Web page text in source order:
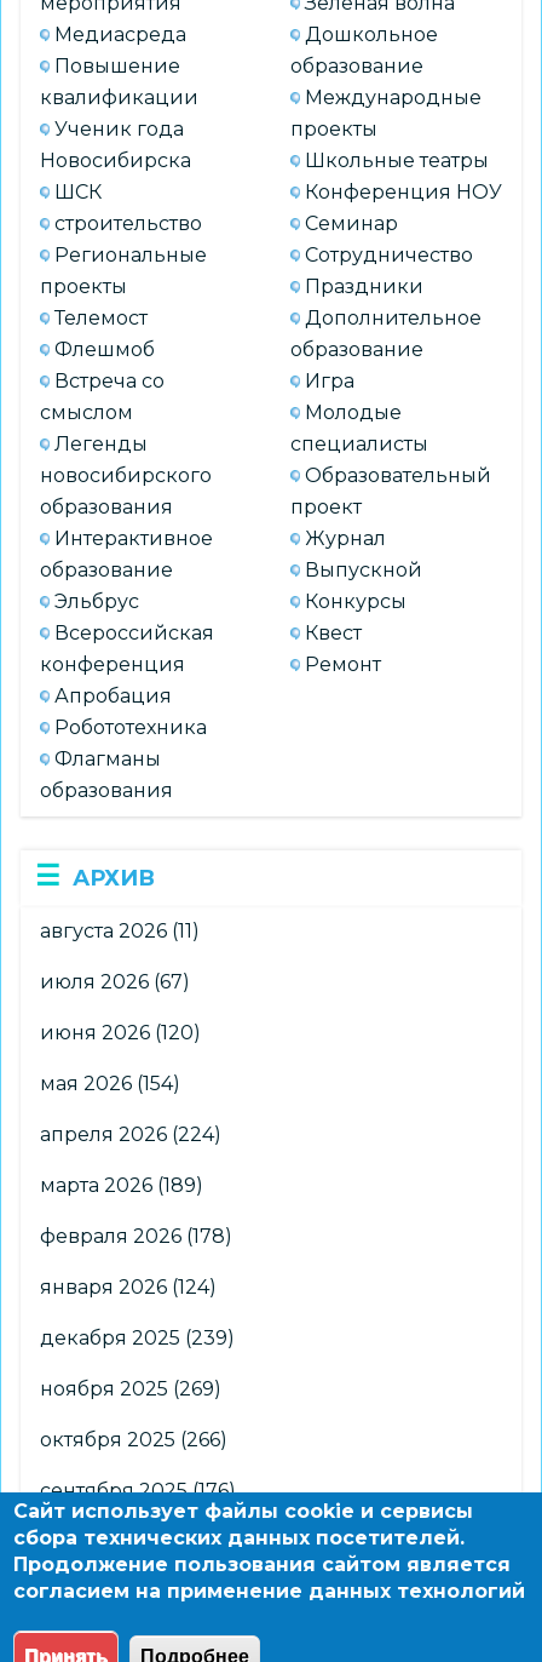
Медиасреда
Повышение
квалификации
Ученик года
Новосибирска
ШСК
строительство
Региональные
проекты
Телемост
Флешмоб
Встреча со
смыслом
Легенды
новосибирского
образования
Интерактивное
образование
Эльбрус
Всероссийская
конференция
Апробация
Робототехника
Флагманы
образования
Дошкольное
образование
Международные
проекты
Школьные театры
Конференция НОУ
Семинар
Сотрудничество
Праздники
Дополнительное
образование
Игра
Молодые
специалисты
Образовательный
проект
Журнал
Выпускной
Конкурсы
Квест
Ремонт
АРХИВ
августа 2026 (11)
июля 2026 (67)
июня 2026 (120)
мая 2026 (154)
апреля 2026 (224)
марта 2026 (189)
февраля 2026 (178)
января 2026 (124)
декабря 2025 (239)
ноября 2025 (269)
октября 2025 (266)
сентября 2025(176)
августа 2025(2)
образовательный сайт по заказу департамента
Сайт использует файлы cookie и сервисы
сбора технических данных посетителей.
Продолжение пользования сайтом является
согласием на применение данных технологий
Принять Подробнее